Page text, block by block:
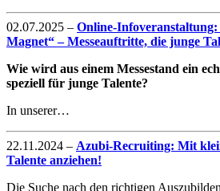
02.07.2025 – Online-Infoveranstaltung:
Magnet“ – Messeauftritte, die junge
Wie wird aus einem Messestand ein
speziell für junge Talente?
In unserer…
22.11.2024 – Azubi-Recruiting: Mit
Talente anziehen!
Die Suche nach den richtigen